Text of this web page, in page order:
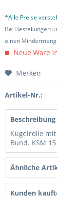
*Alle Preise
Bei Bestellungen
einen
Neue Ware
Merken
Artikel-Nr.:
Beschreibung
Kugelrolle
Bund. KSM
Ähnliche
Kunden